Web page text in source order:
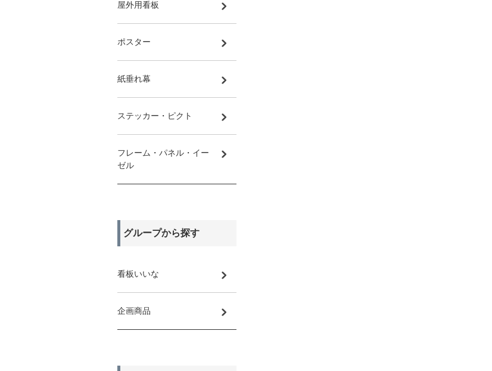
屋外用看板
ポスター
紙垂れ幕
ステッカー・ピクト
フレーム・パネル・イー
ゼル
グループから探す
看板いいな
企画商品